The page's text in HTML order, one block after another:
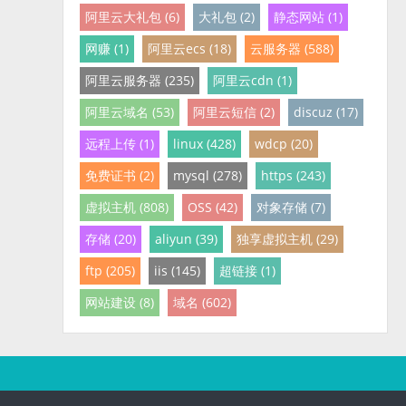
阿里云大礼包 (6)
大礼包 (2)
静态网站 (1)
网赚 (1)
阿里云ecs (18)
云服务器 (588)
阿里云服务器 (235)
阿里云cdn (1)
阿里云域名 (53)
阿里云短信 (2)
discuz (17)
远程上传 (1)
linux (428)
wdcp (20)
免费证书 (2)
mysql (278)
https (243)
虚拟主机 (808)
OSS (42)
对象存储 (7)
存储 (20)
aliyun (39)
独享虚拟主机 (29)
ftp (205)
iis (145)
超链接 (1)
网站建设 (8)
域名 (602)